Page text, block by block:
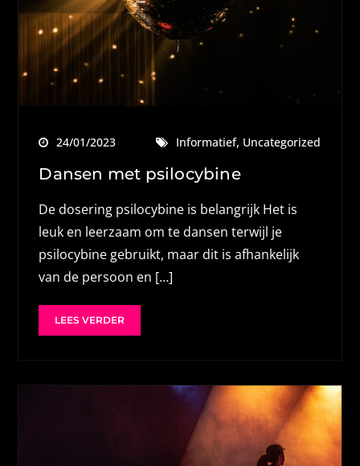
24/01/2023 Informatief, Uncategorized
Dansen met psilocybine
De dosering psilocybine is belangrijk Het is
leuk en leerzaam om te dansen terwijl je
psilocybine gebruikt, maar dit is afhankelijk
van de persoon en […]
LEES VERDER